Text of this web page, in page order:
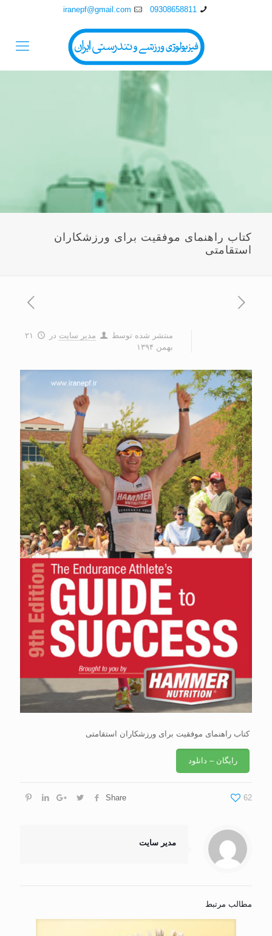
09308658811
iranepf@gmail.com
کتاب راهنمای موفقیت برای ورزشکاران
استقامتی
منتشر شده توسط مدیر سایت در
۲۱
بهمن ۱۳۹۴
کتاب راهنمای موفقیت برای ورزشکاران استقامتی
رایگان – دانلود
Share 62
مدیر سایت
مطالب مرتبط